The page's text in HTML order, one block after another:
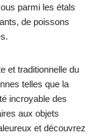
parmi les étals
de poissons
et traditionnelle du
telles que la
incroyable des
aux objets
et découvrez